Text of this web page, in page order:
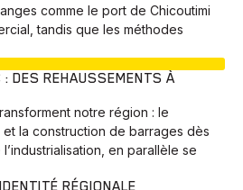
comme le port de Chicoutimi
tandis que les méthodes
: DES REHAUSSEMENTS À
notre région : le
la construction de barrages dès
en parallèle se
RÉGIONALE